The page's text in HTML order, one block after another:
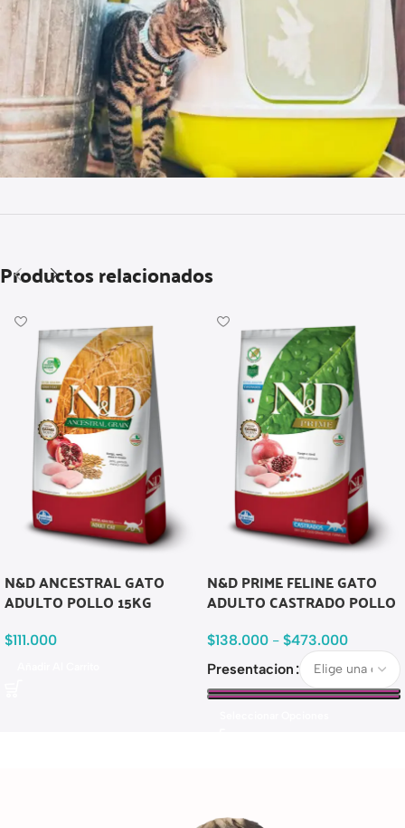
Productos relacionados
N&D ANCESTRAL GATO
ADULTO POLLO 15KG
$111.000
N&D PRIME FELINE GATO
ADULTO CASTRADO POLLO
$138.000 - $473.000
Presentacion